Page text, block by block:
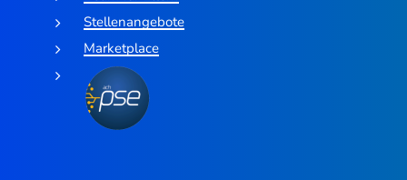
Stellenangebote
Marketplace